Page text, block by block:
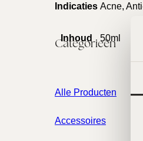
Categorieën
Alle Producten
Accessoires
Indicaties Acne,
Inhoud 50ml